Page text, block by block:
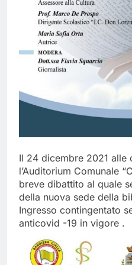
Il 24 dicembre 2021 alle
l’Auditorium Comunale
breve dibattito al quale
della nuova sede della
Ingresso contingentato
anticovid -19 in vigore .